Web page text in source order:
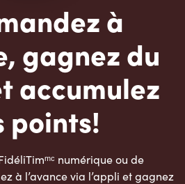
à
gagnez du
accumulez
points!
numérique ou de
à l’avance via l’appli et gagnez